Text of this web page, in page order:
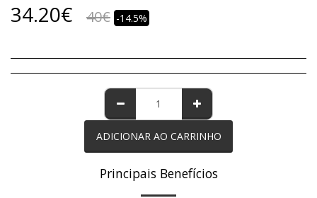
34.20€ 40€ -14.5%
ADICIONAR AO CARRINHO
Principais Benefícios